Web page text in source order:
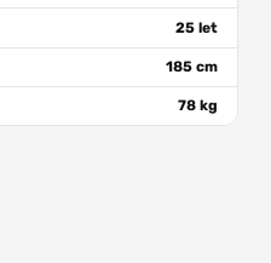
25 let
185 cm
78 kg